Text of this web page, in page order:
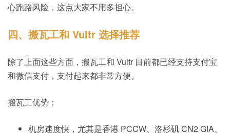
心跑路风险，这点大家不用多担心。
四、搬瓦工和 Vultr 选择推荐
除了上面这些方面，搬瓦工和 Vultr 目前都已经支持支付宝
和微信支付，支付起来都非常方便。
搬瓦工优势：
机房速度快，尤其是香港 PCCW、洛杉矶 CN2 GIA、